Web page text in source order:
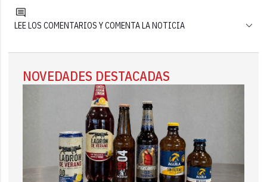
LEE LOS COMENTARIOS Y COMENTA LA NOTICIA
NOVEDADES DESTACADAS